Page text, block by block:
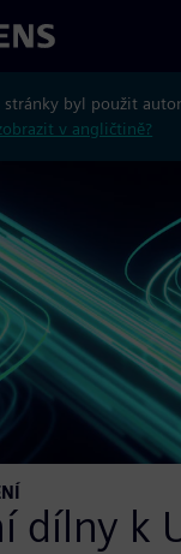
stránky byl použit
v angličtině?
dílny k